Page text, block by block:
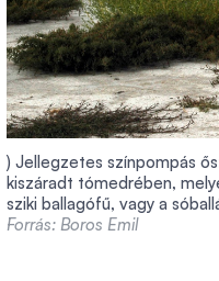
) Jellegzetes színpompás
kiszáradt tómedrében,
sziki ballagófű, vagy a
Forrás: Boros Emil